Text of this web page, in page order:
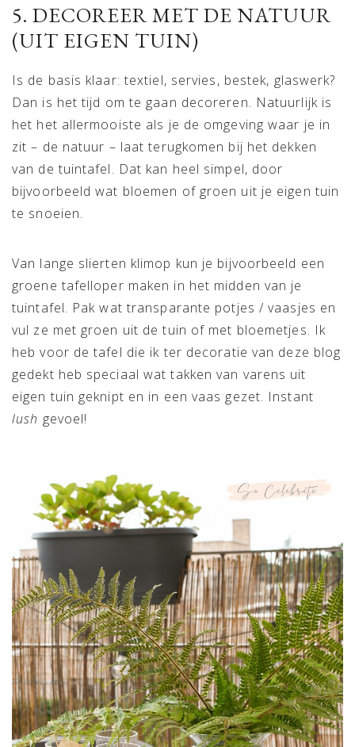
5. DECOREER MET DE NATUUR
(UIT EIGEN TUIN)
Is de basis klaar: textiel, servies, bestek, glaswerk?
Dan is het tijd om te gaan decoreren. Natuurlijk is
het het allermooiste als je de omgeving waar je in
zit – de natuur – laat terugkomen bij het dekken
van de tuintafel. Dat kan heel simpel, door
bijvoorbeeld wat bloemen of groen uit je eigen tuin
te snoeien.
Van lange slierten klimop kun je bijvoorbeeld een
groene tafelloper maken in het midden van je
tuintafel. Pak wat transparante potjes / vaasjes en
vul ze met groen uit de tuin of met bloemetjes. Ik
heb voor de tafel die ik ter decoratie van deze blog
gedekt heb speciaal wat takken van varens uit
eigen tuin geknipt en in een vaas gezet. Instant
lush gevoel!